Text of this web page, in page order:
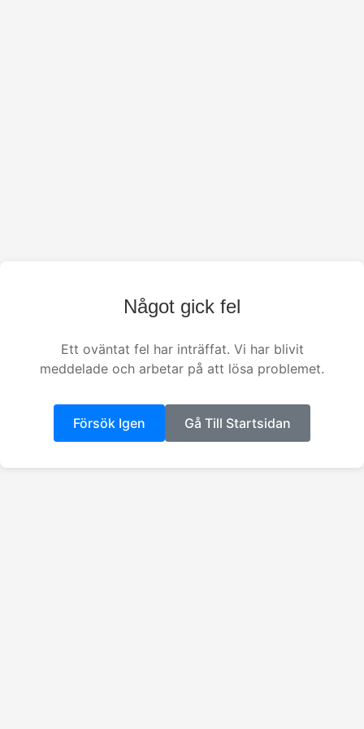
Något gick fel
Ett oväntat fel har inträffat. Vi har blivit
meddelade och arbetar på att lösa problemet.
Försök Igen Gå Till Startsidan